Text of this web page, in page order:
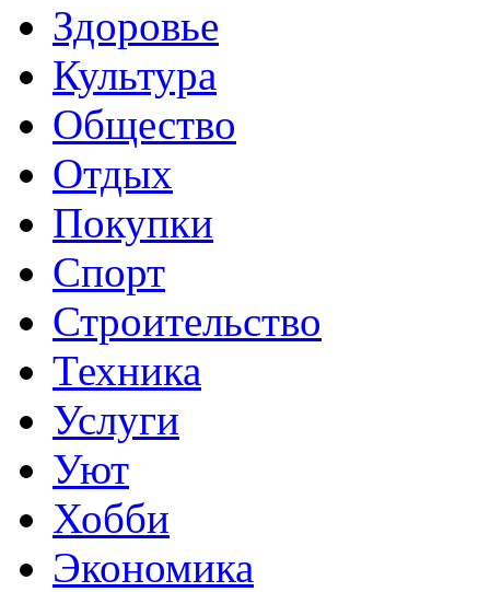
Здоровье
Культура
Общество
Отдых
Покупки
Спорт
Строительство
Техника
Услуги
Уют
Хобби
Экономика